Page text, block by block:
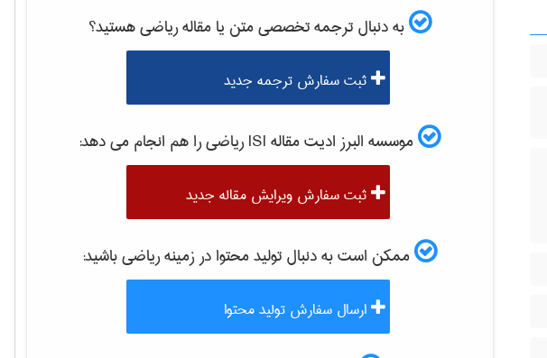
به دنبال ترجمه تخصصی متن یا مقالهرياضیهستید؟
ثبت سفارش ترجمه جدید
موسسه البرز ادیت مقاله ISI رياضیرا هم انجام می دهد:
ثبت سفارش ویرایش مقاله جدید
ممکن است به دنبال تولید محتوا در زمینهرياضیباشید:
ارسال سفارش تولید محتوا